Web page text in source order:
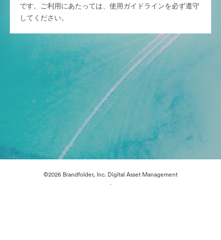
です。ご利用にあたっては、使用ガイドラインを必ず遵守
してください。
©2026 Brandfolder, Inc. Digital Asset Management
·